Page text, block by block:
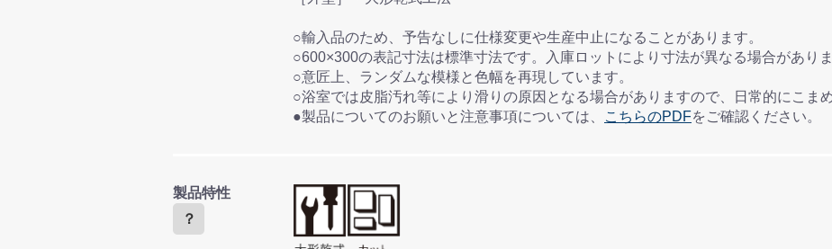
○輸入品のため、予告なしに仕様変更や生産中止になることがあります。
○600×300の表記寸法は標準寸法です。入庫ロットにより寸法が異なる場合がありま
○意匠上、ランダムな模様と色幅を再現しています。
○浴室では皮脂汚れ等により滑りの原因となる場合がありますので、日常的にこま
●製品についてのお願いと注意事項については、
こちらのPDFをご確認ください。
製品特性
？